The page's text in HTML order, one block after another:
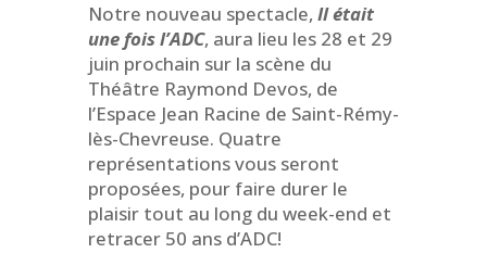
Notre nouveau spectacle, Il était
une fois l’ADC, aura lieu les 28 et 29
juin prochain sur la scène du
Théâtre Raymond Devos, de
l’Espace Jean Racine de Saint-Rémy-
lès-Chevreuse. Quatre
représentations vous seront
proposées, pour faire durer le
plaisir tout au long du week-end et
retracer 50 ans d’ADC!